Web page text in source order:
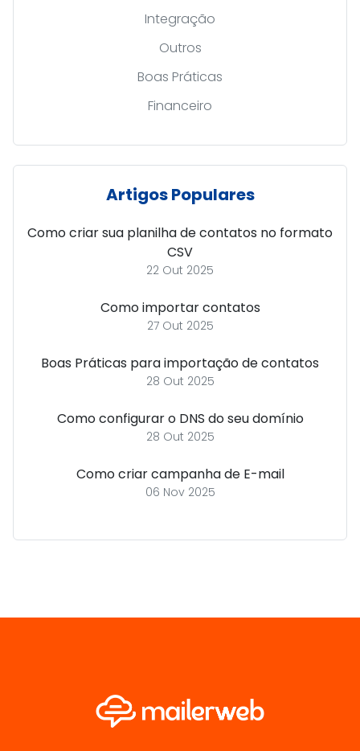
Integração
Outros
Boas Práticas
Financeiro
Artigos Populares
Como criar sua planilha de contatos no formato
CSV
22 Out 2025
Como importar contatos
27 Out 2025
Boas Práticas para importação de contatos
28 Out 2025
Como configurar o DNS do seu domínio
28 Out 2025
Como criar campanha de E-mail
06 Nov 2025